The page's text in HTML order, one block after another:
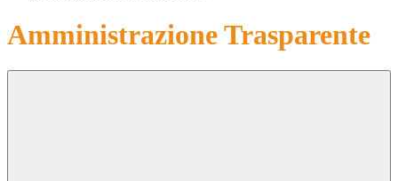
Amministrazione Trasparente